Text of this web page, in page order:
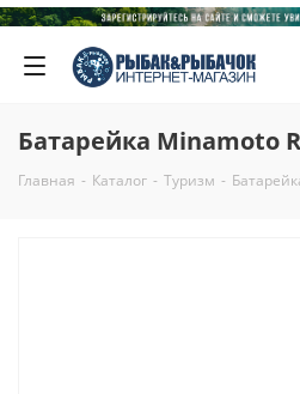
Батарейка Minamoto
Главная - Каталог - Туризм -